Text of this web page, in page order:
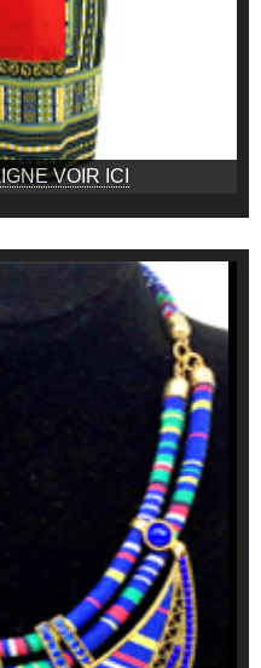
VOIR ICI